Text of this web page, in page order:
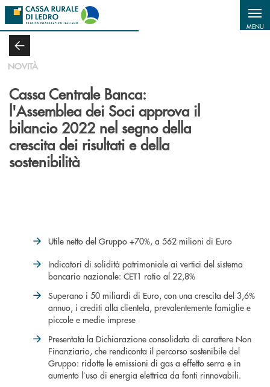
Salta al contenuto principale
MENU
NOVITÀ
Cassa Centrale Banca:
l'Assemblea dei Soci approva il
bilancio 2022 nel segno della
crescita dei risultati e della
sostenibilità
Utile netto del Gruppo +70%, a 562 milioni di Euro
Indicatori di solidità patrimoniale ai vertici del sistema
bancario nazionale: CET1 ratio al 22,8%
Superano i 50 miliardi di Euro, con una crescita del 3,6%
annuo, i crediti alla clientela, prevalentemente famiglie e
piccole e medie imprese
Presentata la Dichiarazione consolidata di carattere Non
Finanziario, che rendiconta il percorso sostenibile del
Gruppo: ridotte le emissioni di gas a effetto serra e in
aumento l’uso di energia elettrica da fonti rinnovabili.